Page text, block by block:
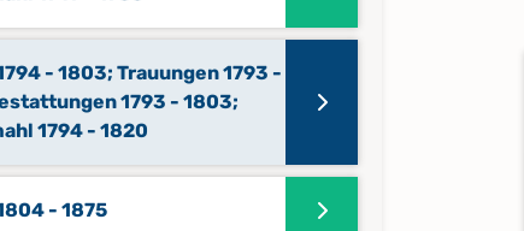
- 1803; Trauungen 1793 -
1793 - 1803;
1794 - 1820
- 1875